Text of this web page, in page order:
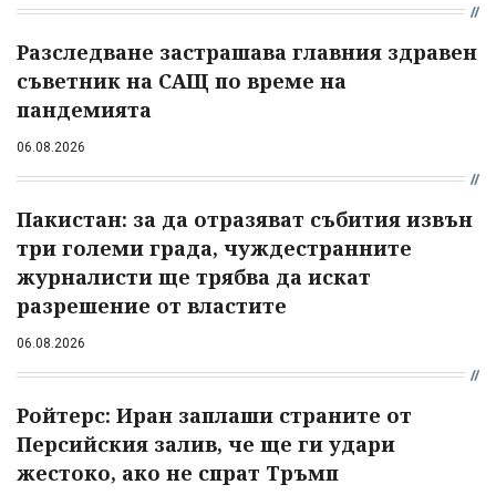
Разследване застрашава главния здравен
съветник на САЩ по време на
пандемията
06.08.2026
Пакистан: за да отразяват събития извън
три големи града, чуждестранните
журналисти ще трябва да искат
разрешение от властите
06.08.2026
Ройтерс: Иран заплаши страните от
Персийския залив, че ще ги удари
жестоко, ако не спрат Тръмп